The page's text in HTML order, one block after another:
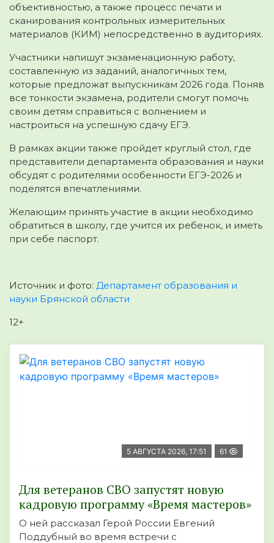
объективностью, а также процесс печати и
сканирования контрольных измерительных
материалов (КИМ) непосредственно в аудиториях.
Участники напишут экзаменационную работу,
составленную из заданий, аналогичных тем,
которые предложат выпускникам 2026 года. Поняв
все тонкости экзамена, родители смогут помочь
своим детям справиться с волнением и
настроиться на успешную сдачу ЕГЭ.
В рамках акции также пройдет круглый стол, где
представители департамента образования и науки
обсудят с родителями особенности ЕГЭ-2026 и
поделятся впечатлениями.
Желающим принять участие в акции необходимо
обратиться в школу, где учится их ребенок, и иметь
при себе паспорт.
Источник и фото: Департамент образования и
науки Брянской области
12+
5 АВГУСТА 2026, 17:51 61
Для ветеранов СВО запустят новую
кадровую программу «Время мастеров»
О ней рассказал Герой России Евгений
Поддубный во время встречи с